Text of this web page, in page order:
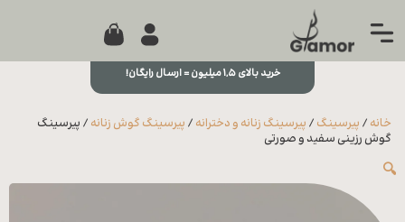
جستجو...
مجله
0
خرید بالای ۱,۵ میلیون = ارسال رایگان!
خانه / پیرسینگ / پیرسینگ زنانه و دخترانه / پیرسینگ گوش زنانه / پیرسینگ
گوش رزینی سفید و صورتی
🔍